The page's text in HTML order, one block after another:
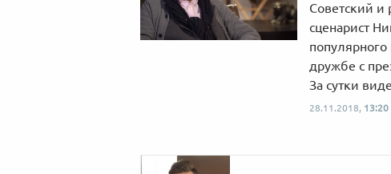
Советский и
сценарист
дружбе с
За сутки
28.11.2018, 13:20